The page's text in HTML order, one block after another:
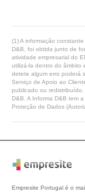
(1) A informação
D&B, foi obtida junto de
atividade empresarial do
utilizá-la dentro do âmbito
detete algum erro poderá
Serviço de Apoio ao
publicado ou
D&B. A Informa D&B tem
Proteção de Dados
Empresite Portugal é o